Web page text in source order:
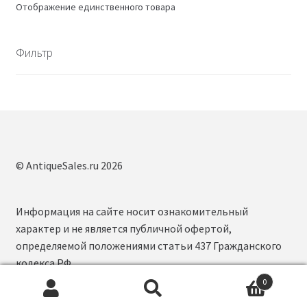
Отображение единственного товара
Фильтр
© AntiqueSales.ru 2026
0
Информация на сайте носит ознакомительный
характер и не является публичной офертой,
определяемой положениями статьи 437 Гражданского
кодекса РФ.